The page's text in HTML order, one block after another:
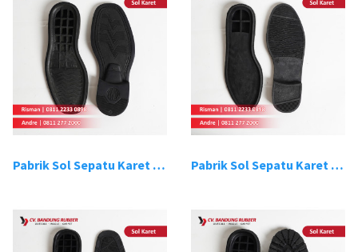
Pabrik Sol Sepatu Karet Bandung 3 Pabrik Sol Sepatu Karet Bandung 4